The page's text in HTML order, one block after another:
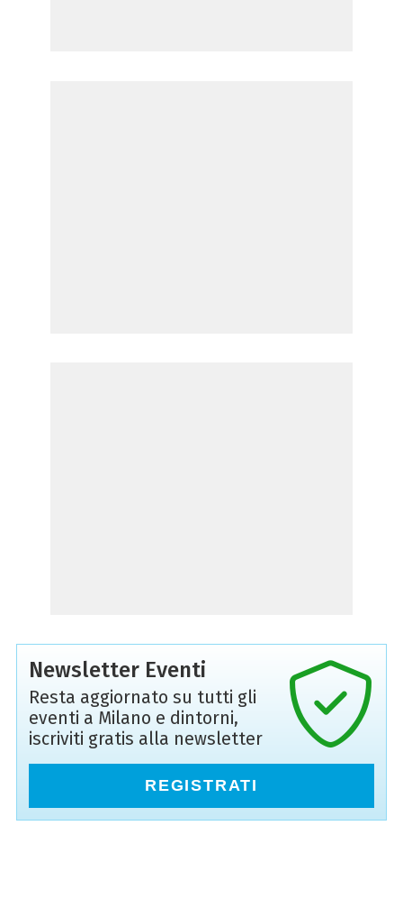
Newsletter Eventi
Resta aggiornato su tutti gli
eventi a Milano e dintorni,
iscriviti gratis alla newsletter
REGISTRATI